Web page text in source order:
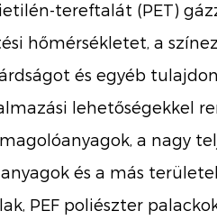
tereftalát (PET)
hőmérsékletet, a
és egyéb
lehetőségekkel
a nagy
és a más
PEF poliészter